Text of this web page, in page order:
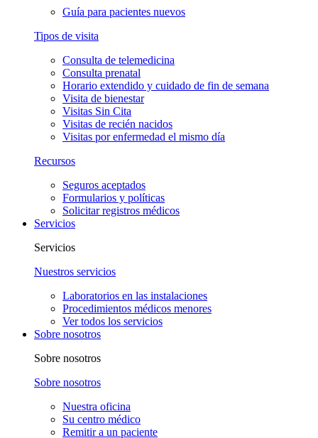
Guía para pacientes nuevos
Tipos de visita
Consulta de telemedicina
Consulta prenatal
Horario extendido y cuidado de fin de semana
Visita de bienestar
Visitas Sin Cita
Visitas de recién nacidos
Visitas por enfermedad el mismo día
Recursos
Seguros aceptados
Formularios y políticas
Solicitar registros médicos
Servicios
Servicios
Nuestros servicios
Laboratorios en las instalaciones
Procedimientos médicos menores
Ver todos los servicios
Sobre nosotros
Sobre nosotros
Sobre nosotros
Nuestra oficina
Su centro médico
Remitir a un paciente